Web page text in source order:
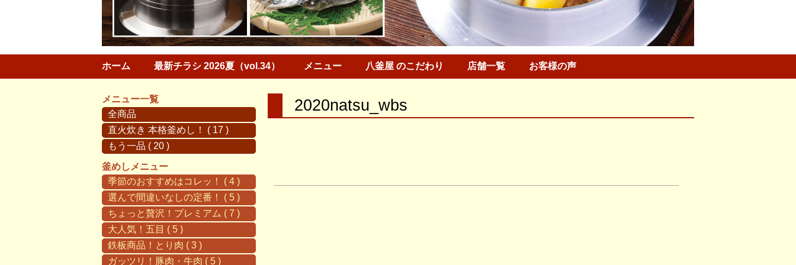
ホーム 最新チラシ 2026夏（vol.34） メニュー 八釜屋 のこだわり 店舗一覧 お客様の声
2020natsu_wbs
メニュー一覧
全商品
直火炊き 本格釜めし！ ( 17 )
もう一品 ( 20 )
釜めしメニュー
季節のおすすめはコレッ！ ( 4 )
選んで間違いなしの定番！ ( 5 )
ちょっと贅沢！プレミアム ( 7 )
大人気！五目 ( 5 )
鉄板商品！とり肉 ( 3 )
ガッツリ！豚肉・牛肉 ( 5 )